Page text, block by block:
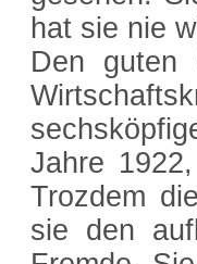
hat sie nie
Den guten
Jahre
Trozdem
sie den